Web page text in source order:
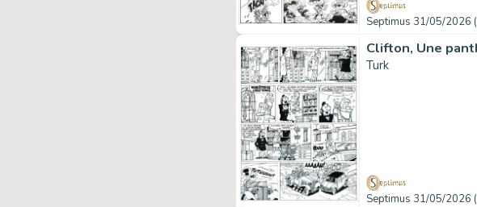
Septimus 31/05/2026
Turk
Septimus 31/05/2026